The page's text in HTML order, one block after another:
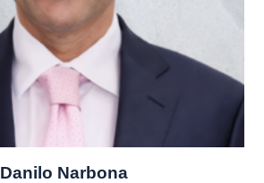
Danilo Narbona